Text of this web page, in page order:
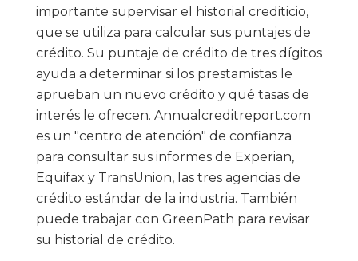
importante supervisar el historial crediticio,
que se utiliza para calcular sus puntajes de
crédito. Su puntaje de crédito de tres dígitos
ayuda a determinar si los prestamistas le
aprueban un nuevo crédito y qué tasas de
interés le ofrecen. Annualcreditreport.com
es un "centro de atención" de confianza
para consultar sus informes de Experian,
Equifax y TransUnion, las tres agencias de
crédito estándar de la industria. También
puede trabajar con GreenPath para revisar
su historial de crédito.